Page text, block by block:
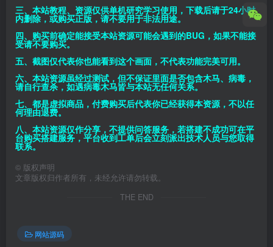
三、本站教程、资源仅供单机研究学习使用，下载后请于24小时
内删除，或购买正版，请不要用于非法用途。
四、购买前确定能接受本站资源可能会遇到的BUG，如果不能接
受请不要购买。
五、截图仅代表你也能看到这个画面，不代表功能完美可用。
六、本站资源虽经过测试，但不保证里面是否包含木马、病毒，
请自行查杀，如遇病毒木马皆与本站无任何关系。
七、都是虚拟商品，付费购买后代表你已经获得本资源，不以任
何理由退费。
八、本站资源仅作分享，不提供问答服务，若搭建不成功可在平
台购买搭建服务，平台收到工单后会立刻派出技术人员与您取得
联系。
© 版权声明
文章版权归作者所有，未经允许请勿转载。
THE END
网站源码